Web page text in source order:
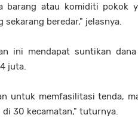
barang atau komiditi pokok
sekarang beredar," jelasnya.
ini mendapat suntikan
juta.
untuk memfasilitasi tenda,
30 kecamatan," tuturnya.